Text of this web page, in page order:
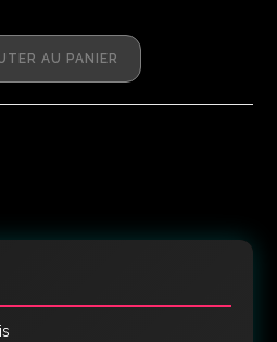
AU PANIER